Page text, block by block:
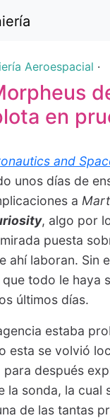
Aeroespacial ·
en
and
unos días de
a
, algo por
puesta
ahí laboran. Sin
todo le haya
últimos días.
estaba
esta se volvió
para después
la sonda, la cual
de las tantas